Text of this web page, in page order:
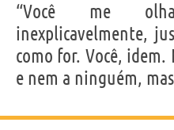
“Você me
inexplicavelmente,
como for. Você, idem.
e nem a ninguém,